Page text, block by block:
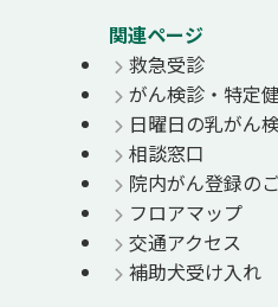
関連ページ
救急受診
がん検診・特定
日曜日の乳がん
相談窓口
院内がん登録の
フロアマップ
交通アクセス
補助犬受け入れ